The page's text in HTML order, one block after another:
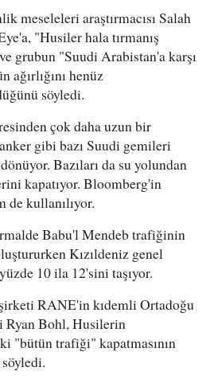
meseleleri araştırmacısı Salah
"Husiler hala tırmanış
grubun "Suudi Arabistan'a karşı
ağırlığını henüz
söyledi.
çok daha uzun bir
gibi bazı Suudi gemileri
Bazıları da su yolundan
kapatıyor. Bloomberg'in
de kullanılıyor.
Babu'l Mendeb trafiğinin
Kızıldeniz genel
10 ila 12'sini taşıyor.
RANE'in kıdemli Ortadoğu
Bohl, Husilerin
"bütün trafiği" kapatmasının